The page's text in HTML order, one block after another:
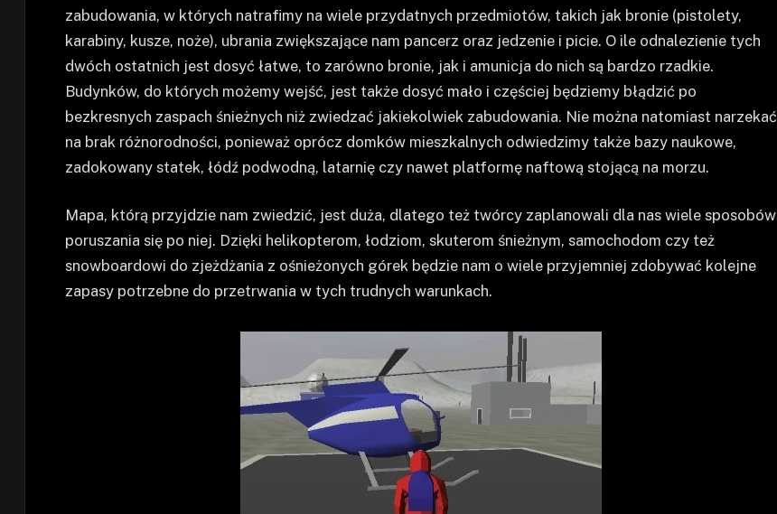
zabudowania, w których natrafimy na wiele przydatnych przedmiotów, takich jak bronie (pistolety,
karabiny, kusze, noże), ubrania zwiększające nam pancerz oraz jedzenie i picie. O ile odnalezienie tych
dwóch ostatnich jest dosyć łatwe, to zarówno bronie, jak i amunicja do nich są bardzo rzadkie.
Budynków, do których możemy wejść, jest także dosyć mało i częściej będziemy błądzić po
bezkresnych zaspach śnieżnych niż zwiedzać jakiekolwiek zabudowania. Nie można natomiast narzekać
na brak różnorodności, ponieważ oprócz domków mieszkalnych odwiedzimy także bazy naukowe,
zadokowany statek, łódź podwodną, latarnię czy nawet platformę naftową stojącą na morzu.
Mapa, którą przyjdzie nam zwiedzić, jest duża, dlatego też twórcy zaplanowali dla nas wiele sposobów
poruszania się po niej. Dzięki helikopterom, łodziom, skuterom śnieżnym, samochodom czy też
snowboardowi do zjeżdżania z ośnieżonych górek będzie nam o wiele przyjemniej zdobywać kolejne
zapasy potrzebne do przetrwania w tych trudnych warunkach.